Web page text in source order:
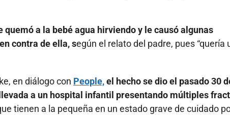
quemó a la bebé agua hirviendo y le causó algunas
contra de ella, según el relato del padre, pues “quería
en diálogo con People,el hecho se dio el pasado 30
a un hospital infantil presentando múltiples
tienen a la pequeña en un estado grave de cuidado